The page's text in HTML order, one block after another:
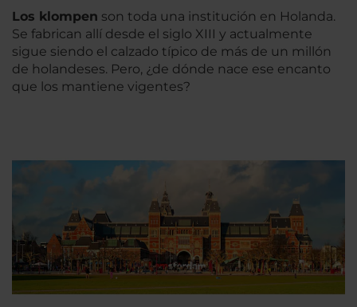
Los klompen son toda una institución en Holanda.
Se fabrican allí desde el siglo XIII y actualmente
sigue siendo el calzado típico de más de un millón
de holandeses. Pero, ¿de dónde nace ese encanto
que los mantiene vigentes?